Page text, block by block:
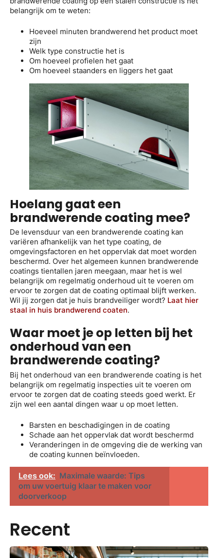
belangrijk om te weten:
Hoeveel minuten brandwerend het product moet
zijn
Welk type constructie het is
Om hoeveel profielen het gaat
Om hoeveel staanders en liggers het gaat
Hoelang gaat een
brandwerende coating mee?
De levensduur van een brandwerende coating kan
variëren afhankelijk van het type coating, de
omgevingsfactoren en het oppervlak dat moet worden
beschermd. Over het algemeen kunnen brandwerende
coatings tientallen jaren meegaan, maar het is wel
belangrijk om regelmatig onderhoud uit te voeren om
ervoor te zorgen dat de coating optimaal blijft werken.
Wil jij zorgen dat je huis brandveiliger wordt? Laat hier
staal in huis brandwerend coaten.
Waar moet je op letten bij het
onderhoud van een
brandwerende coating?
Bij het onderhoud van een brandwerende coating is het
belangrijk om regelmatig inspecties uit te voeren om
ervoor te zorgen dat de coating steeds goed werkt. Er
zijn wel een aantal dingen waar u op moet letten.
Barsten en beschadigingen in de coating
Schade aan het oppervlak dat wordt beschermd
Veranderingen in de omgeving die de werking van
de coating kunnen beïnvloeden.
Lees ook: Maximale waarde: Tips
om uw voertuig klaar te maken voor
doorverkoop
Recent